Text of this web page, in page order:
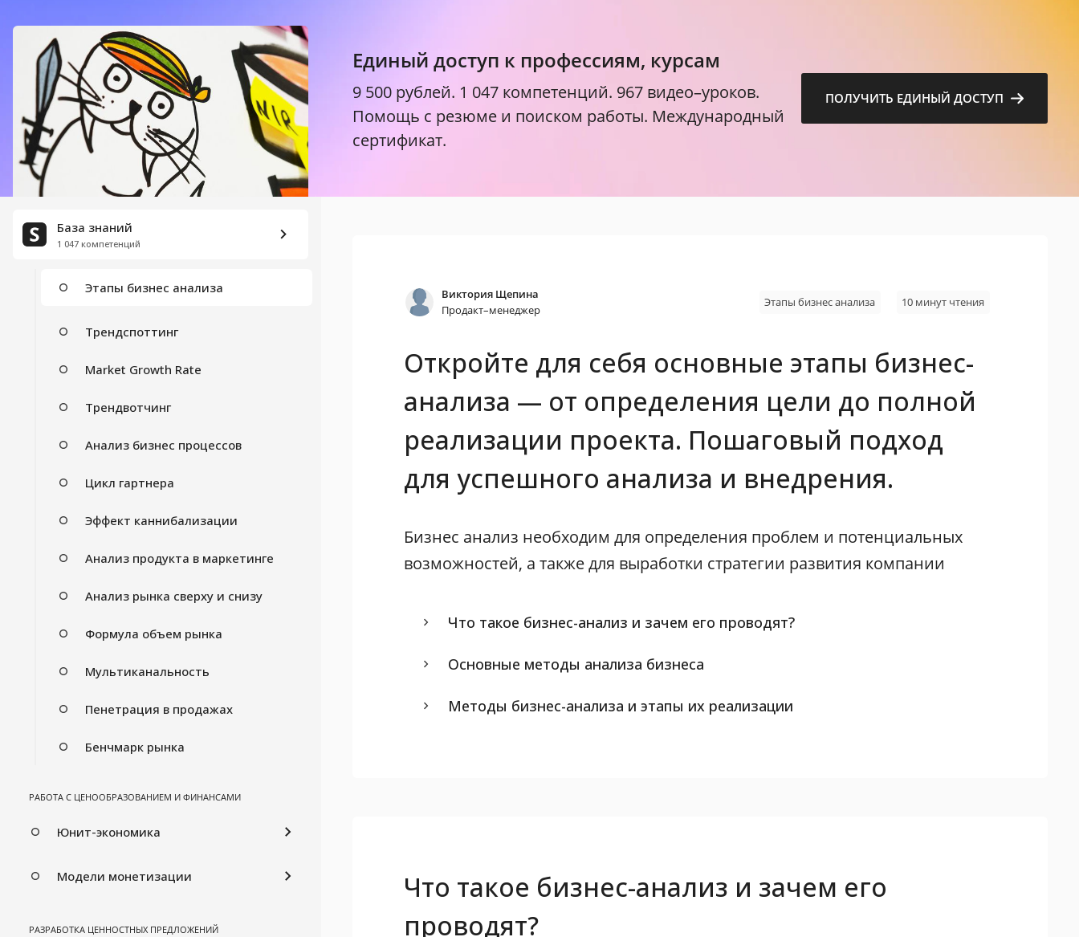
Единый доступ к профессиям, курсам
9 500 рублей. 1 047 компетенций. 967 видео–уроков.
Помощь с резюме и поиском работы. Международный
сертификат.
ПОЛУЧИТЬ ЕДИНЫЙ ДОСТУП
База знаний
1 047 компетенций
STEP–анализ
Сегментация клиентов
Конкурентный анализ
Целевая аудитория
Закон Бенфорда
Этапы бизнес анализа
Трендспоттинг
Market Growth Rate
Трендвотчинг
Анализ бизнес процессов
Цикл гартнера
Эффект каннибализации
Анализ продукта в маркетинге
Анализ рынка сверху и снизу
Формула объем рынка
Мультиканальность
Пенетрация в продажах
Бенчмарк рынка
РАБОТА С ЦЕНООБРАЗОВАНИЕМ И ФИНАНСАМИ
Юнит-экономика
Модели монетизации
РАЗРАБОТКА ЦЕННОСТНЫХ ПРЕДЛОЖЕНИЙ
Виктория Щепина
Продакт–менеджер
Этапы бизнес анализа 10 минут чтения
Откройте для себя основные этапы бизнес-
анализа — от определения цели до полной
реализации проекта. Пошаговый подход
для успешного анализа и внедрения.
Бизнес анализ необходим для определения проблем и потенциальных
возможностей, а также для выработки стратегии развития компании
Что такое бизнес-анализ и зачем его проводят?
Основные методы анализа бизнеса
Методы бизнес-анализа и этапы их реализации
Что такое бизнес-анализ и зачем его
проводят?